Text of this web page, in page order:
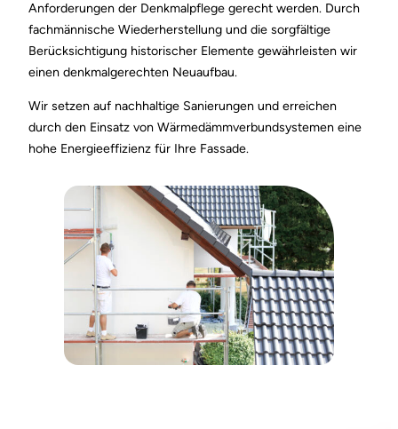
Anforderungen der Denkmalpflege gerecht werden. Durch
fachmännische Wiederherstellung und die sorgfältige
Berücksichtigung historischer Elemente gewährleisten wir
einen denkmalgerechten Neuaufbau.
Wir setzen auf nachhaltige Sanierungen und erreichen
durch den Einsatz von Wärmedämmverbundsystemen eine
hohe Energieeffizienz für Ihre Fassade.